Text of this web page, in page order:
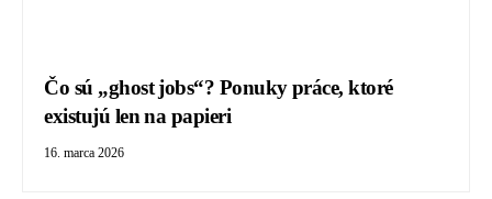
Čo sú „ghost jobs“? Ponuky práce, ktoré
existujú len na papieri
16. marca 2026